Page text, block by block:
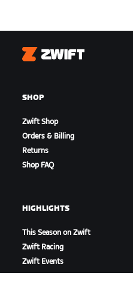
Zwift
SHOP
Zwift Shop
Orders & Billing
Returns
Shop FAQ
HIGHLIGHTS
This Season on Zwift
Zwift Racing
Zwift Events